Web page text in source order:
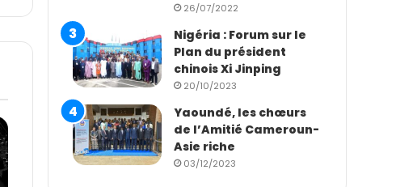
26/07/2022
Nigéria : Forum sur le
Plan du président
chinois Xi Jinping
20/10/2023
Yaoundé, les chœurs
de l’Amitié Cameroun-
Asie riche
03/12/2023